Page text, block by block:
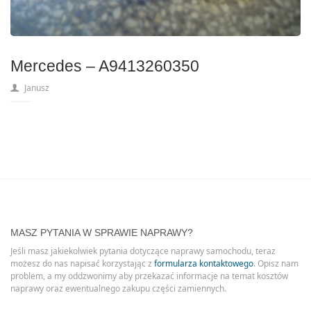
Mercedes – A9413260350
Janusz
MASZ PYTANIA W SPRAWIE NAPRAWY?
Jeśli masz jakiekolwiek pytania dotyczące naprawy samochodu, teraz
możesz do nas napisać korzystając z formularza kontaktowego. Opisz nam
problem, a my oddzwonimy aby przekazać informacje na temat kosztów
naprawy oraz ewentualnego zakupu części zamiennych.